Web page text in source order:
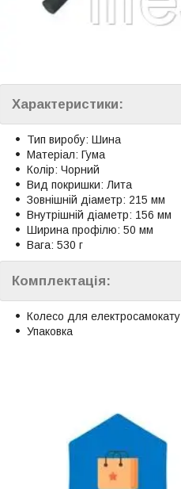
Характеристики:
Тип виробу: Шина
Матеріал: Гума
Колір: Чорний
Вид покришки: Лита
Зовнішній діаметр: 215 мм
Внутрішній діаметр: 156 мм
Ширина профілю: 50 мм
Вага: 530 г
Комплектація:
Колесо для електросамокату
Упаковка